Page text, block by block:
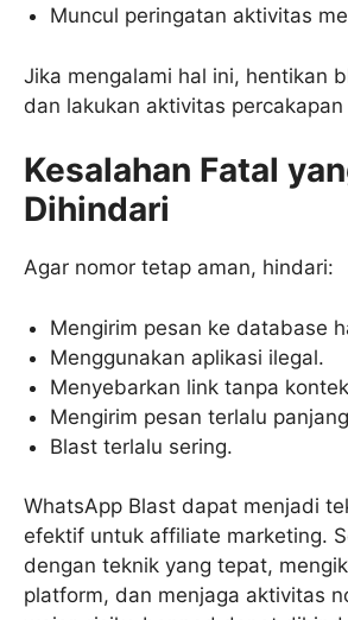
Muncul peringatan aktivitas
Jika mengalami hal ini, hentikan
dan lakukan aktivitas percakapan
Kesalahan Fatal
Dihindari
Agar nomor tetap aman, hindari:
Mengirim pesan ke database
Menggunakan aplikasi ilegal.
Menyebarkan link tanpa
Mengirim pesan terlalu
Blast terlalu sering.
WhatsApp Blast dapat menjadi
efektif untuk affiliate marketing.
dengan teknik yang tepat,
platform, dan menjaga aktivitas